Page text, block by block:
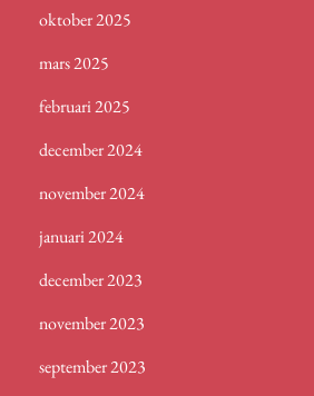
oktober 2025
mars 2025
februari 2025
december 2024
november 2024
januari 2024
december 2023
november 2023
september 2023